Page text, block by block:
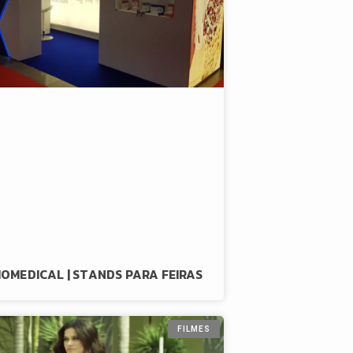
| STANDS PARA FEIRAS
FILMES